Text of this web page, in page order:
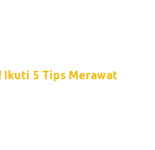
Ikuti 5 Tips Merawat